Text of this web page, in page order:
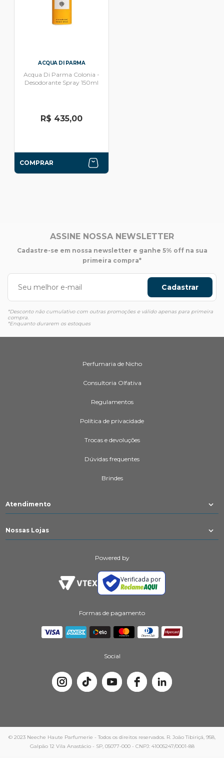
ACQUA DI PARMA
Acqua Di Parma Colonia -
Desodorante Spray 150ml
R$ 435,00
COMPRAR
ASSINE NOSSA NEWSLETTER
Cadastre-se em nossa newsletter e ganhe 5% off na sua
primeira compra*
Cadastrar
*Desconto não cumulativo com outras promoções e válido apenas para primeira
compra.
*Enquanto durarem os estoques
Perfumaria de Nicho
Consultoria Olfativa
Regulamentos
Política de privacidade
Trocas e devoluções
Dúvidas frequentes
Brindes
Atendimento
Nossas Lojas
Powered by
Verificada por
Formas de pagamento
Social
© 2023 Neeche Haute Parfumerie - Todos os direitos reservados. R. João Tibiriçá, 958,
Galpão 12 Vila Anastácio - SP, 05077-000 - CNPJ: 41005247/0001-88